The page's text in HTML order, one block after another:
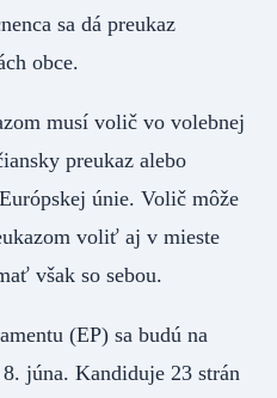
sa dá preukaz
obce.
musí volič vo volebnej
preukaz alebo
únie. Volič môže
voliť aj v mieste
mať však so sebou.
(EP) sa budú na
júna. Kandiduje 23 strán